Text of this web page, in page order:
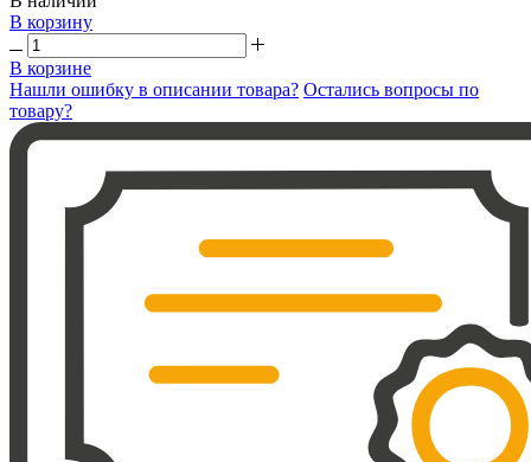
В корзину
В корзине
Нашли ошибку в описании товара? Остались вопросы по
товару?